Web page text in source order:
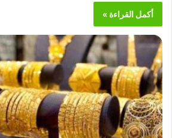
أكمل القراءة »